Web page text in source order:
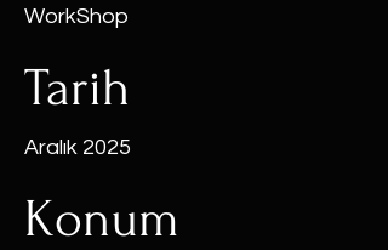
WorkShop
Tarih
Aralık 2025
Konum